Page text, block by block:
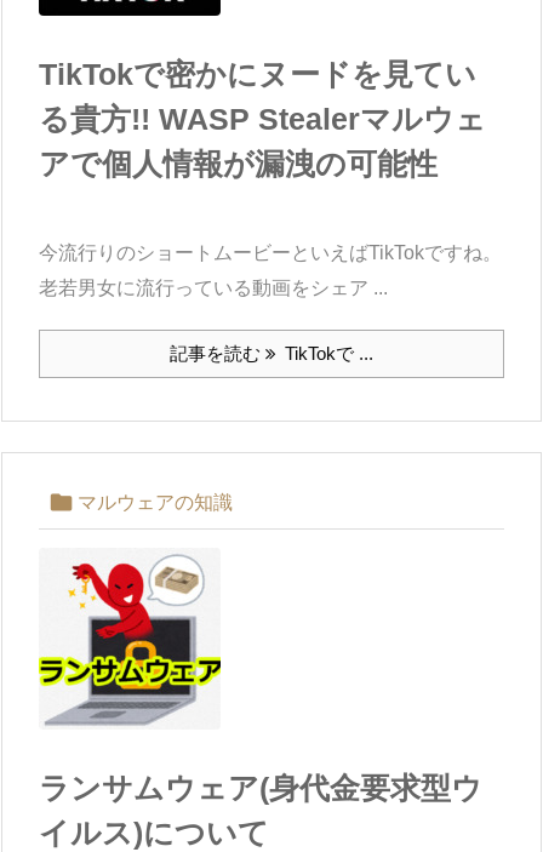
TikTokで密かにヌードを見てい
る貴方!! WASP Stealerマルウェ
アで個人情報が漏洩の可能性
今流行りのショートムービーといえばTikTokですね。
老若男女に流行っている動画をシェア ...
記事を読む TikTokで ...
 マルウェアの知識
ランサムウェア(身代金要求型ウ
イルス)について